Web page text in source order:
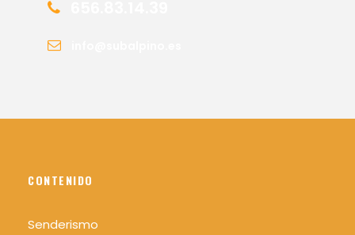
CONTENIDO
Senderismo